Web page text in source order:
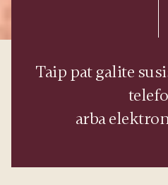
Taip pat galite
arba